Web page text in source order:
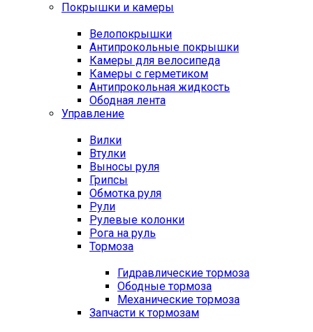
Покрышки и камеры
Велопокрышки
Антипрокольные покрышки
Камеры для велосипеда
Камеры с герметиком
Антипрокольная жидкость
Ободная лента
Управление
Вилки
Втулки
Выносы руля
Грипсы
Обмотка руля
Рули
Рулевые колонки
Рога на руль
Тормоза
Гидравлические тормоза
Ободные тормоза
Механические тормоза
Запчасти к тормозам